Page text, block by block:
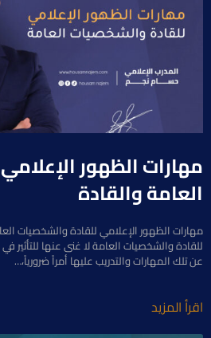
مهارات الظهور
العامة والقادة
مهارات الظهور الإعلامي للقادة والشخصيات
للقادة والشخصيات العامة لا غنى عنها للتأثير
عن تلك المهارات والتدريب عليها أمراً ضرورياً،…
اقرأ المزيد